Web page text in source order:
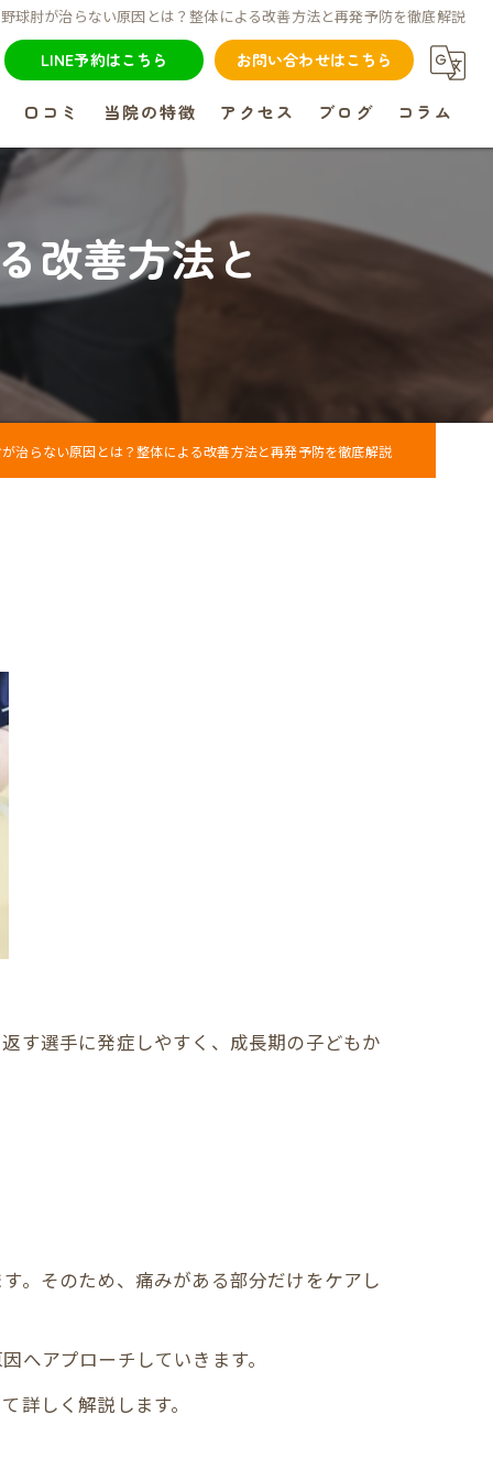
野球肘が治らない原因とは？整体による改善方法と再発予防を徹底解説
LINE予約はこちら お問い合わせはこちら
口コミ 当院の特徴
骨盤矯正
姿勢矯正
アクセス ブログ コラム
改善方法と
が治らない原因とは？整体による改善方法と再発予防を徹底解説
す選手に発症しやすく、成長期の子どもか
。そのため、痛みがある部分だけをケアし
へアプローチしていきます。
詳しく解説します。